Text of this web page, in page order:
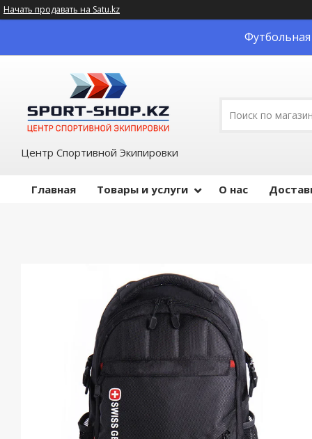
Начать продавать на Satu.kz
Футбольная
Центр Спортивной Экипировки
Главная Товары и услуги О нас